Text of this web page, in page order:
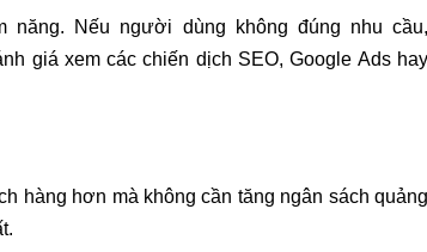
năng. Nếu người dùng không đúng nhu cầu,
giá xem các chiến dịch SEO, Google Ads hay
hàng hơn mà không cần tăng ngân sách quảng